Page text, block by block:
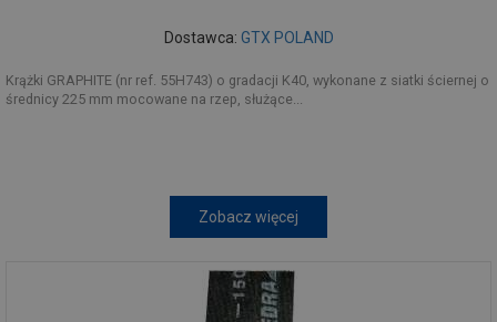
Dostawca: GTX POLAND
Krążki GRAPHITE (nr ref. 55H743) o gradacji K40, wykonane z siatki ściernej o
średnicy 225 mm mocowane na rzep, służące...
Zobacz więcej